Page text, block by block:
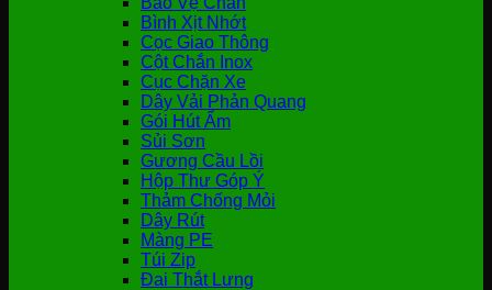
Bình Xịt Nhớt
Cọc Giao Thông
Cột Chắn Inox
Cục Chặn Xe
Dây Vải Phản Quang
Gói Hút Ẩm
Sủi Sơn
Gương Cầu Lồi
Hộp Thư Góp Ý
Thảm Chống Mỏi
Dây Rút
Màng PE
Túi Zip
Đai Thắt Lưng